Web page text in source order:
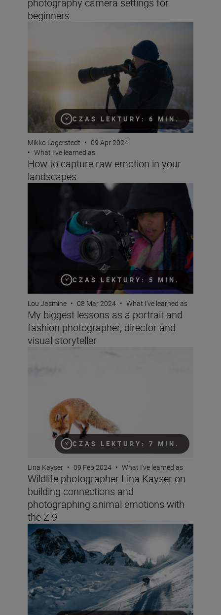
photography camera settings for
beginners
CZAS LEKTURY: 6 MIN.
Mikko Lagerstedt • 09 Apr 2024
• What I’ve learned as
How to capture raw emotion in your
landscapes
CZAS LEKTURY: 5 MIN.
My biggest lessons as a portrait and fashion
Lou Jasmine • 08 Mar 2024 • What I’ve learned as
My biggest lessons as a portrait and
fashion photographer, director and
visual storyteller
CZAS LEKTURY: 7 MIN.
Lina Kayser • 09 Feb 2024 • What I’ve learned as
Wildlife photographer Lina Kayser on
building connections and
photographing animal emotions with
the Z 9
Mountain sports videographer Aurelie Gonin on